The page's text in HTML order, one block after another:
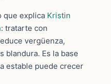
que explica Kristin
: tratarte con
vergüenza,
blandura. Es la base
estable puede crecer